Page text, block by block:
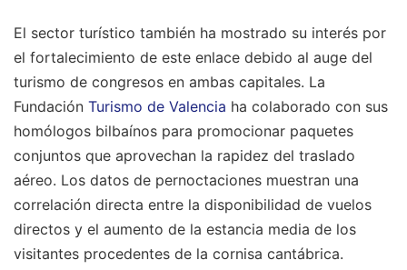
El sector turístico también ha mostrado su interés por
el fortalecimiento de este enlace debido al auge del
turismo de congresos en ambas capitales. La
Fundación Turismo de Valencia ha colaborado con sus
homólogos bilbaínos para promocionar paquetes
conjuntos que aprovechan la rapidez del traslado
aéreo. Los datos de pernoctaciones muestran una
correlación directa entre la disponibilidad de vuelos
directos y el aumento de la estancia media de los
visitantes procedentes de la cornisa cantábrica.